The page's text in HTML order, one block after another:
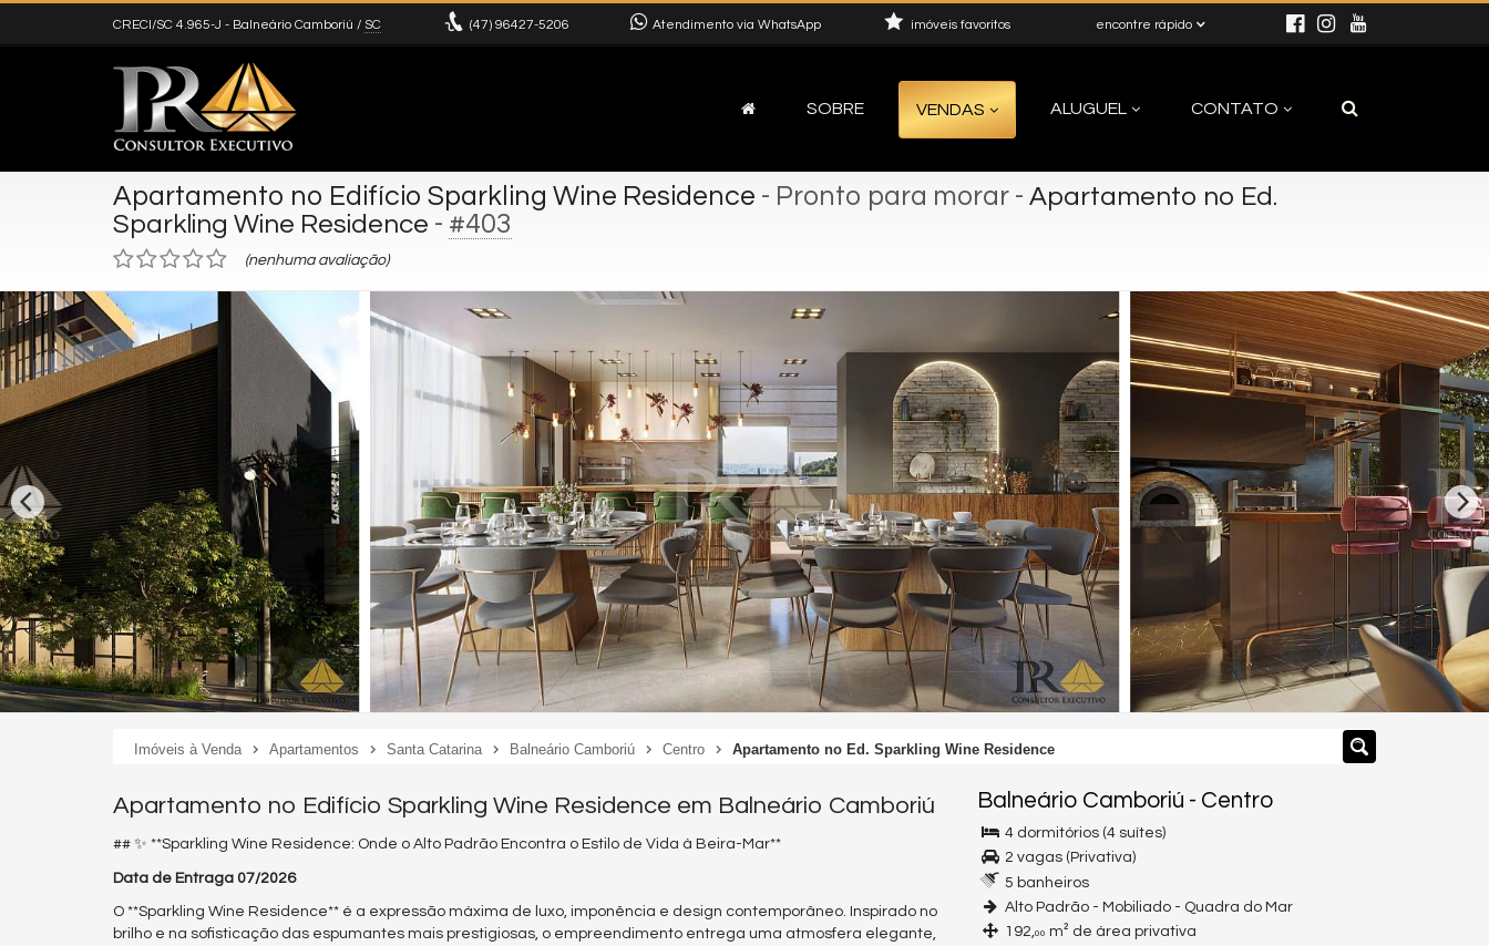
CRECI/SC 4.965-J - Balneário Camboriú / SC (47) 96427-5206 Atendimento via WhatsApp encontre rápido
imóveis favoritos
SOBRE VENDAS ALUGUEL CONTATO
Apartamento no Edifício Sparkling Wine Residence - Pronto para morar - Apartamento no Ed.
Sparkling Wine Residence - #403
(nenhuma avaliação)
Imóveis à Venda Apartamentos Santa Catarina Balneário Camboriú Centro Apartamento no Ed. Sparkling Wine Residence
Apartamento no Edifício Sparkling Wine Residence em Balneário Camboriú
## ✨ **Sparkling Wine Residence: Onde o Alto Padrão Encontra o Estilo de Vida à Beira-Mar**
Data de Entraga 07/2026
O **Sparkling Wine Residence** é a expressão máxima de luxo, imponência e design contemporâneo. Inspirado no
brilho e na sofisticação das espumantes mais prestigiosas, o empreendimento entrega uma atmosfera elegante,
Balneário Camboriú - Centro
4 dormitórios (4 suítes)
2 vagas (Privativa)
5 banheiros
Alto Padrão - Mobiliado - Quadra do Mar
192,00 m² de área privativa